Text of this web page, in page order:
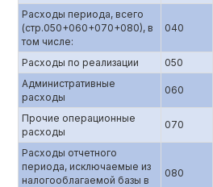
Расходы периода, всего
(стр.050+060+070+080), в
том числе:
040
Расходы по реализации
050
Административные
расходы
060
Прочие операционные
расходы
070
Расходы отчетного
периода, исключаемые из
налогооблагаемой базы в
080